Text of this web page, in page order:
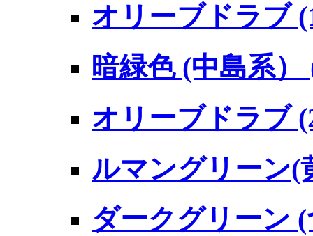
オリーブドラブ
暗緑色 (中島系）
オリーブドラブ
ルマングリーン(
ダークグリーン